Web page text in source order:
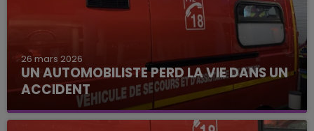
26 mars 2026
UN AUTOMOBILISTE PERD LA VIE DANS UN
ACCIDENT